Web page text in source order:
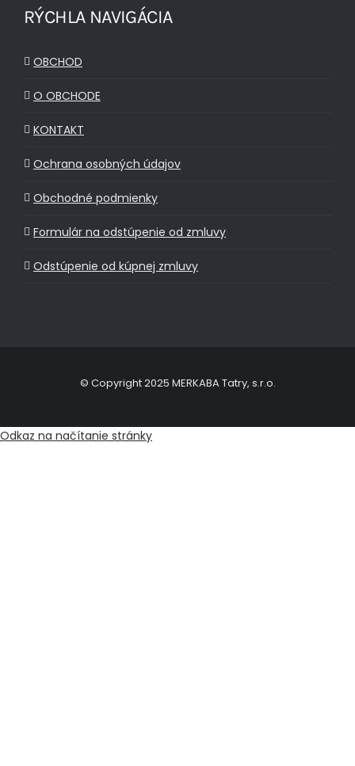
RÝCHLA NAVIGÁCIA
OBCHOD
O OBCHODE
KONTAKT
Ochrana osobných údajov
Obchodné podmienky
Formulár na odstúpenie od zmluvy
Odstúpenie od kúpnej zmluvy
© Copyright 2025 MERKABA Tatry, s.r.o.
Odkaz na načítanie stránky